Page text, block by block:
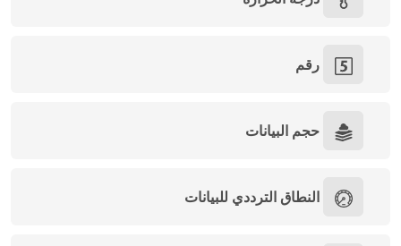
رقم
حجم البيانات
النطاق الترددي للبيانات